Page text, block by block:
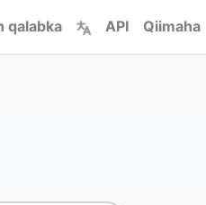
qalabka API Qiimaha